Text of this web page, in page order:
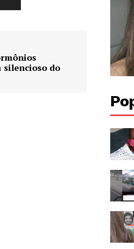
silencioso do